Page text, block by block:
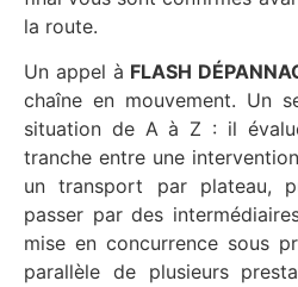
la route.
Un appel à FLASH
chaîne en mouvement. Un
situation de A à Z : il
tranche entre une
un transport par plateau,
passer par des
mise en concurrence sous
parallèle de plusieurs